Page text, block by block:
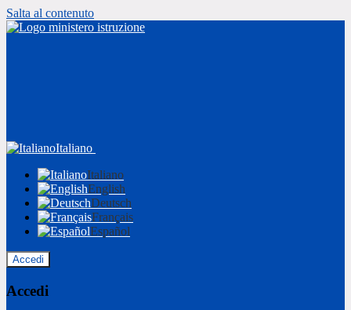
Salta al contenuto
Italiano
Italiano
English
Deutsch
Français
Español
Accedi
Accedi